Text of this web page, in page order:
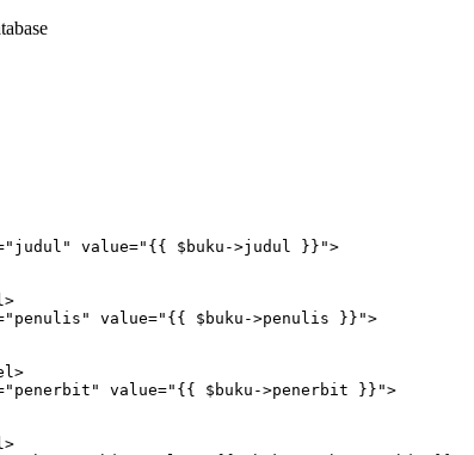
value="{{ $buku->judul }}">
value="{{ $buku->penulis }}">
value="{{ $buku->penerbit }}">